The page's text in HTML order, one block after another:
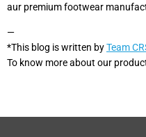
aur premium footwear
—
*This blog is written byTeam
To know more about our